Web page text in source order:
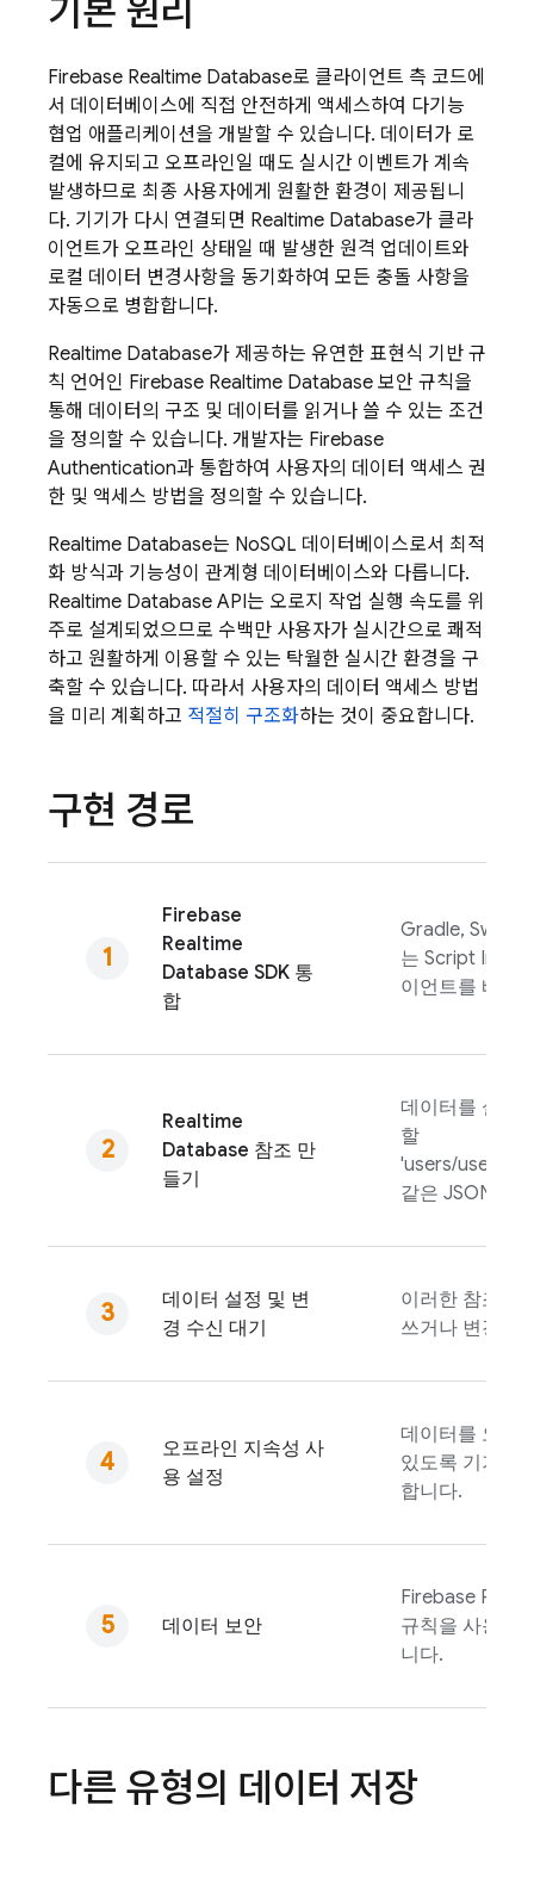
기본 원리
Firebase Realtime Database로 클라이언트 측 코드에
서 데이터베이스에 직접 안전하게 액세스하여 다기능
협업 애플리케이션을 개발할 수 있습니다. 데이터가 로
컬에 유지되고 오프라인일 때도 실시간 이벤트가 계속
발생하므로 최종 사용자에게 원활한 환경이 제공됩니
다. 기기가 다시 연결되면 Realtime Database가 클라
이언트가 오프라인 상태일 때 발생한 원격 업데이트와
로컬 데이터 변경사항을 동기화하여 모든 충돌 사항을
자동으로 병합합니다.
Realtime Database가 제공하는 유연한 표현식 기반 규
칙 언어인 Firebase Realtime Database 보안 규칙을
통해 데이터의 구조 및 데이터를 읽거나 쓸 수 있는 조건
을 정의할 수 있습니다. 개발자는 Firebase
Authentication과 통합하여 사용자의 데이터 액세스 권
한 및 액세스 방법을 정의할 수 있습니다.
Realtime Database는 NoSQL 데이터베이스로서 최적
화 방식과 기능성이 관계형 데이터베이스와 다릅니다.
Realtime Database API는 오로지 작업 실행 속도를 위
주로 설계되었으므로 수백만 사용자가 실시간으로 쾌적
하고 원활하게 이용할 수 있는 탁월한 실시간 환경을 구
축할 수 있습니다. 따라서 사용자의 데이터 액세스 방법
을 미리 계획하고 적절히 구조화하는 것이 중요합니다.
구현 경로
Firebase
Realtime
Database SDK 통
합
Gradle, Swift
는 Script
이언트를 빠르
Realtime
Database 참조 만
들기
데이터를 설정
할
'users/
같은 JSON 데
데이터 설정 및 변
경 수신 대기
이러한 참조를
쓰거나 변경을
오프라인 지속성 사
용 설정
데이터를 오프
있도록 기기의
합니다.
데이터 보안
Firebase
규칙을 사용하
니다.
다른 유형의 데이터 저장